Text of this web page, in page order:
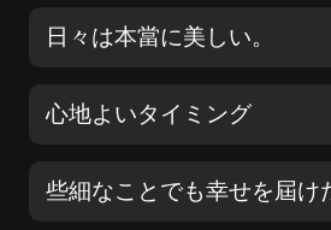
日々は本當に美しい。
心地よいタイミング
些細なことでも幸せを屆け